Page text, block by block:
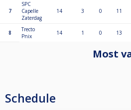
7
SPC
Capelle
Zaterdag
14 3 0 11
8
Trecto
Pnix
14 1 0 13
Most
Schedule